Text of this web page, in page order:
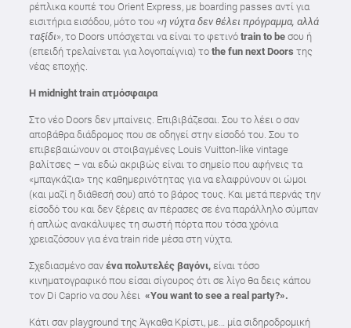
ρέπλικα κουπέ του Orient Express, με boarding passes αντί για
εισιτήρια εισόδου, μότο του «η νύχτα δεν θέλει πρόγραμμα, αλλά
ταξίδι», το Doors υπόσχεται να είναι το φετινό train to beσου ή
(επειδή τρελαίνεται για λογοπαίγνια) το the fun next Doors της
νέας εποχής.
Η midnight train ατμόσφαιρα
Στο νέο Doors δεν μπαίνεις. Επιβιβάζεσαι. Σου το λέει ο σαν
αποβάθρα διάδρομος που σε οδηγεί στην είσοδό του. Σου το
επιβεβαιώνουν οι στοιβαγμένες Louis Vuitton-like vintage
βαλίτσες – ναι εδώ ακριβώς είναι το σημείο που αφήνεις τα
«μπαγκάζια» της καθημερινότητας για να ελαφρύνουν οι ώμοι
(και μαζί η διάθεσή σου) από το βάρος τους. Και μετά περνάς την
είσοδό του και δεν ξέρεις αν πέρασες σε ένα παράλληλο σύμπαν
ή απλώς ανακάλυψες τη σωστή πόρτα που τόσα χρόνια
χρειαζόσουν για ένα train ride μέσα στη νύχτα.
Σχεδιασμένο σαν ένα πολυτελές βαγόνι, είναι τόσο
κινηματογραφικό που είσαι σίγουρος ότι σε λίγο θα δεις κάπου
τον Di Caprio να σου λέει «You want to see a real party?».
Κάτι σαν playground της Άγκαθα Κρίστι, με… μία σιδηροδρομική